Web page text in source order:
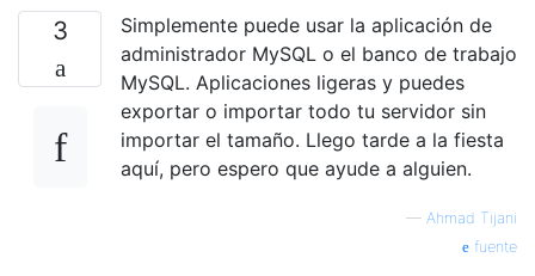
3
Simplemente puede usar la aplicación de
administrador MySQL o el banco de trabajo
MySQL. Aplicaciones ligeras y puedes
exportar o importar todo tu servidor sin
importar el tamaño. Llego tarde a la fiesta
aquí, pero espero que ayude a alguien.
— Ahmad Tijani
fuente